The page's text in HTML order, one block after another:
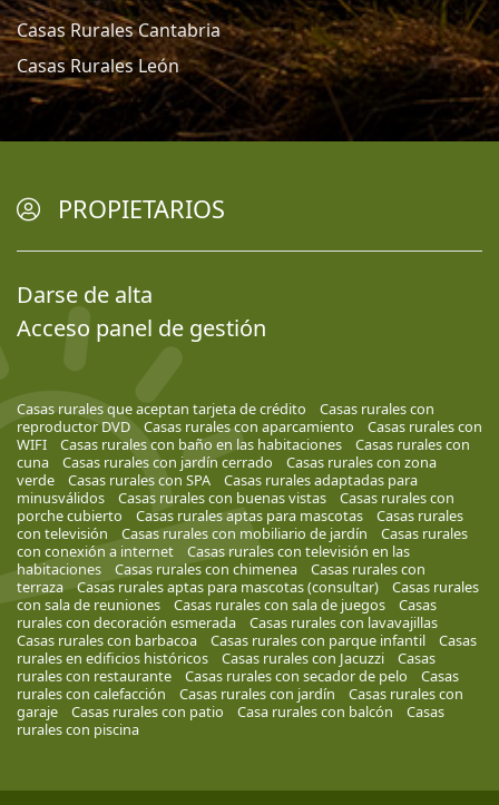
Casas Rurales Cantabria
Casas Rurales León
PROPIETARIOS
Darse de alta
Acceso panel de gestión
Casas rurales que aceptan tarjeta de crédito
Casas rurales con
reproductor DVD
Casas rurales con aparcamiento
Casas rurales con
WIFI
Casas rurales con baño en las habitaciones
Casas rurales con
cuna
Casas rurales con jardín cerrado
Casas rurales con zona
verde
Casas rurales con SPA
Casas rurales adaptadas para
minusválidos
Casas rurales con buenas vistas
Casas rurales con
porche cubierto
Casas rurales aptas para mascotas
Casas rurales
con televisión
Casas rurales con mobiliario de jardín
Casas rurales
con conexión a internet
Casas rurales con televisión en las
habitaciones
Casas rurales con chimenea
Casas rurales con
terraza
Casas rurales aptas para mascotas (consultar)
Casas rurales
con sala de reuniones
Casas rurales con sala de juegos
Casas
rurales con decoración esmerada
Casas rurales con lavavajillas
Casas rurales con barbacoa
Casas rurales con parque infantil
Casas
rurales en edificios históricos
Casas rurales con Jacuzzi
Casas
rurales con restaurante
Casas rurales con secador de pelo
Casas
rurales con calefacción
Casas rurales con jardín
Casas rurales con
garaje
Casas rurales con patio Casa rurales con balcón
Casas
rurales con piscina